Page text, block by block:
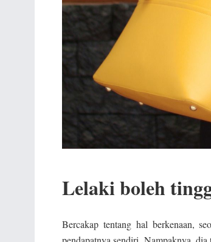
Lelaki boleh
Bercakap tentang hal berkenaan,